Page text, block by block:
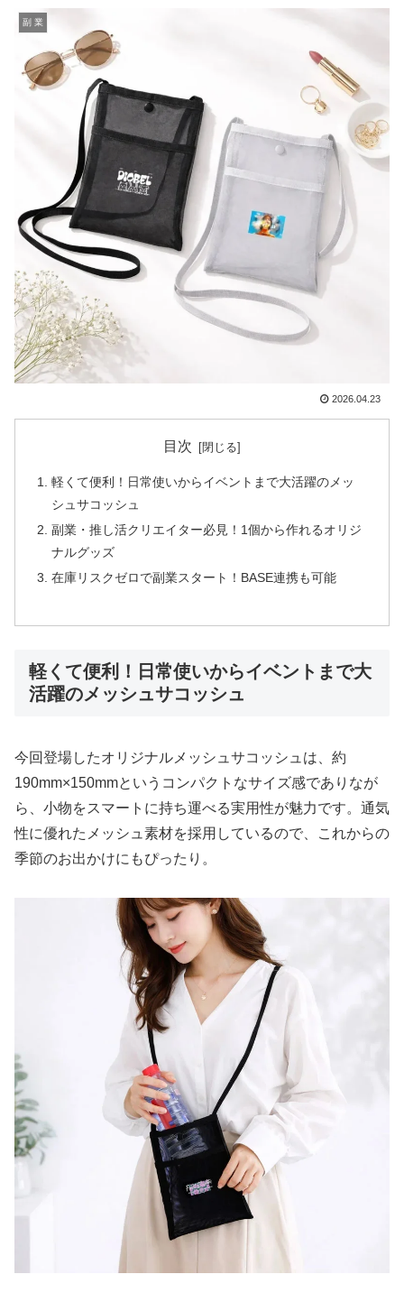
副 業
2026.04.23
目次
軽くて便利！日常使いからイベントまで大活躍のメッ
シュサコッシュ
副業・推し活クリエイター必見！1個から作れるオリジ
ナルグッズ
在庫リスクゼロで副業スタート！BASE連携も可能
軽くて便利！日常使いからイベントまで大
活躍のメッシュサコッシュ
今回登場したオリジナルメッシュサコッシュは、約
190mm×150mmというコンパクトなサイズ感でありなが
ら、小物をスマートに持ち運べる実用性が魅力です。通気
性に優れたメッシュ素材を採用しているので、これからの
季節のお出かけにもぴったり。